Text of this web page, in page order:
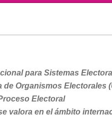
para Sistemas
Organismos Electorales
Electoral
valora en el ámbito